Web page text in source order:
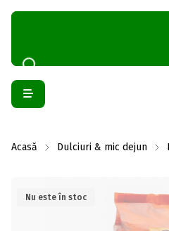
Acasă Dulciuri & mic dejun
Nu este în stoc